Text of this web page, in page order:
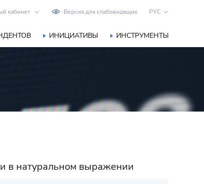
кабинет Версия для слабовидящих РУС
ИНИЦИАТИВЫ ИНСТРУМЕНТЫ
в натуральном выражении